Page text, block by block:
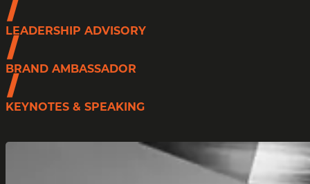
LEADERSHIP ADVISORY
BRAND AMBASSADOR
KEYNOTES & SPEAKING